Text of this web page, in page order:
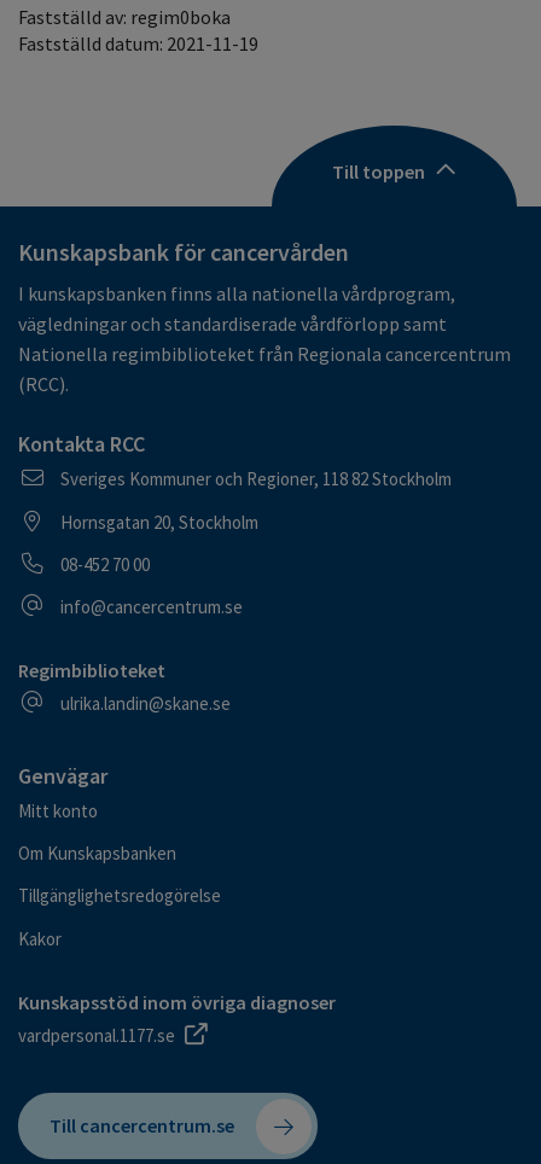
Fastställd av: regim0boka
Fastställd datum: 2021-11-19
Till toppen
Kunskapsbank för cancervården
I kunskapsbanken finns alla nationella vårdprogram,
vägledningar och standardiserade vårdförlopp samt
Nationella regimbiblioteket från Regionala cancercentrum
(RCC).
Kontakta RCC
Postadress
Sveriges Kommuner och Regioner, 118 82 Stockholm
Besöksadress
Hornsgatan 20, Stockholm
Telefonnummer
08-452 70 00
E-postadress
info@cancercentrum.se
Regimbiblioteket
E-postadress
ulrika.landin@skane.se
Genvägar
Mitt konto
Om Kunskapsbanken
Tillgänglighetsredogörelse
Kakor
Kunskapsstöd inom övriga diagnoser
vardpersonal.1177.se
Till cancercentrum.se